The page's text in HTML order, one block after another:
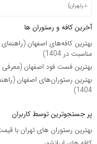
درتهران)
آخرین کافه و رستوران ها
بهترین کافه‌های اصفهان
مناسبت در 1404)
بهترین فست فود اصفهان (معرفی 9 فست فود برتر با آدرس و منو)
بهترین رستوران‌های اصفهان
1404)
پر جستجوترین توسط کاربران
بهترین رستوران های تهران با